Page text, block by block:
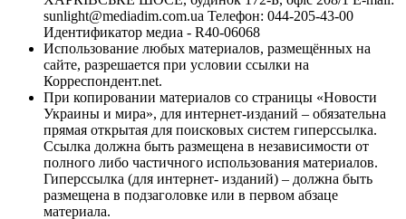
sunlight@mediadim.com.ua Телефон: 044-205-43-00
Идентификатор медиа - R40-06068
Использование любых материалов, размещённых на
сайте, разрешается при условии ссылки на
Корреспондент.net.
При копировании материалов со страницы «Новости
Украины и мира», для интернет-изданий – обязательна
прямая открытая для поисковых систем гиперссылка.
Ссылка должна быть размещена в независимости от
полного либо частичного использования материалов.
Гиперссылка (для интернет- изданий) – должна быть
размещена в подзаголовке или в первом абзаце
материала.